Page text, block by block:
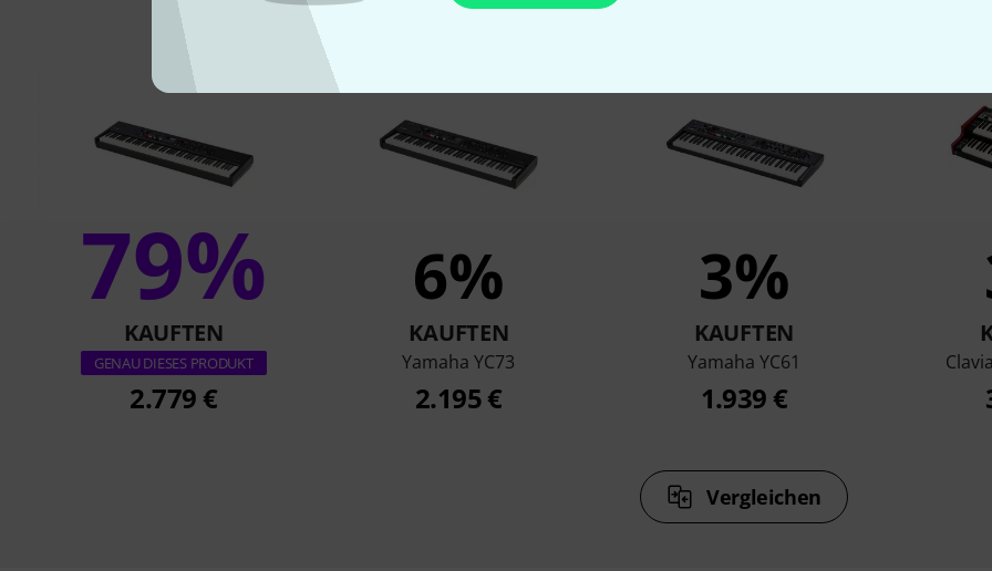
Das kauften Kunden, die sich dieses Produkt
79%
KAUFTEN
GENAU DIESES PRODUKT
2.779 €
6%
KAUFTEN
Yamaha YC73
2.195 €
3%
KAUFTEN
Yamaha YC61
1.939 €
Vergleichen